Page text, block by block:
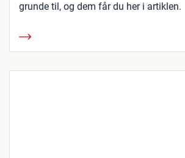
grunde til, og dem får du her i artiklen.